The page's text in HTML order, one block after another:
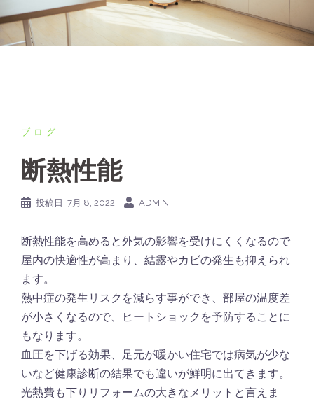
ブログ
断熱性能
投稿日: 7月 8, 2022 ADMIN
断熱性能を高めると外気の影響を受けにくくなるので
屋内の快適性が高まり、結露やカビの発生も抑えられ
ます。
熱中症の発生リスクを減らす事ができ、部屋の温度差
が小さくなるので、ヒートショックを予防することに
もなります。
血圧を下げる効果、足元が暖かい住宅では病気が少な
いなど健康診断の結果でも違いが鮮明に出てきます。
光熱費も下りリフォームの大きなメリットと言えま